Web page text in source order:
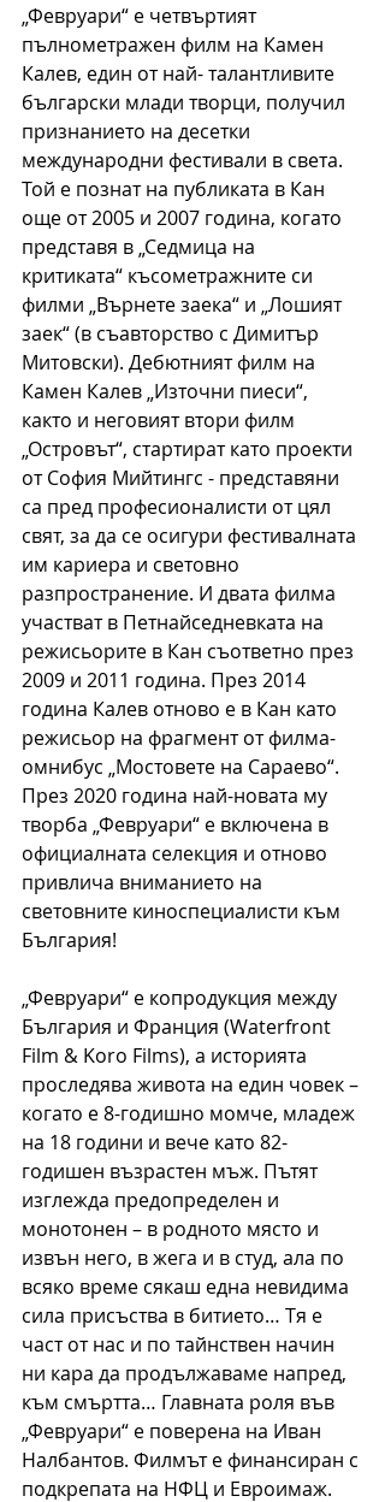
„Февруари“ е четвъртият
пълнометражен филм на Камен
Калев, един от най- талантливите
български млади творци, получил
признанието на десетки
международни фестивали в света.
Той е познат на публиката в Кан
още от 2005 и 2007 година, когато
представя в „Седмица на
критиката“ късометражните си
филми „Върнете заека“ и „Лошият
заек“ (в съавторство с Димитър
Митовски). Дебютният филм на
Камен Калев „Източни пиеси“,
както и неговият втори филм
„Островът“, стартират като проекти
от София Мийтингс - представяни
са пред професионалисти от цял
свят, за да се осигури фестивалната
им кариера и световно
разпространение. И двата филма
участват в Петнайседневката на
режисьорите в Кан съответно през
2009 и 2011 година. През 2014
година Калев отново е в Кан като
режисьор на фрагмент от филма-
омнибус „Мостовете на Сараево“.
През 2020 година най-новата му
творба „Февруари“ е включена в
официалната селекция и отново
привлича вниманието на
световните киноспециалисти към
България!
„Февруари“ е копродукция между
България и Франция (Waterfront
Film & Koro Films), а историята
проследява живота на един човек –
когато е 8-годишно момче, младеж
на 18 години и вече като 82-
годишен възрастен мъж. Пътят
изглежда предопределен и
монотонен – в родното място и
извън него, в жега и в студ, ала по
всяко време сякаш една невидима
сила присъства в битието… Тя е
част от нас и по тайнствен начин
ни кара да продължаваме напред,
към смъртта… Главната роля във
„Февруари“ е поверена на Иван
Налбантов. Филмът е финансиран с
подкрепата на НФЦ и Евроимаж.